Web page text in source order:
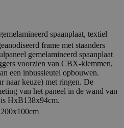
spaanplaat, textiel
frame met staanders
gemelamineerd spaanplaat
voorzien van CBX-klemmen,
een inbussleutel opbouwen.
naar keuze) met ringen. De
van het paneel in de wand van
HxB138x94cm.